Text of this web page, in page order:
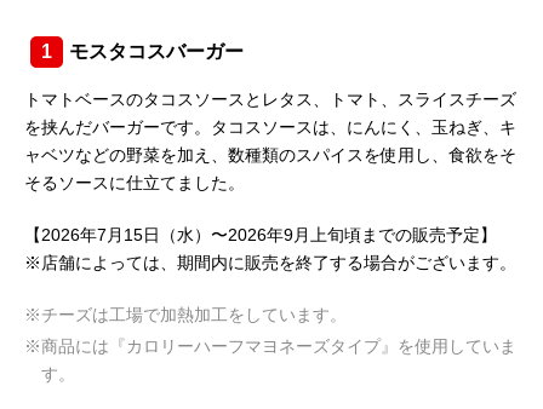
1 モスタコスバーガー
トマトベースのタコスソースとレタス、トマト、スライスチーズ
を挟んだバーガーです。タコスソースは、にんにく、玉ねぎ、キ
ャベツなどの野菜を加え、数種類のスパイスを使用し、食欲をそ
そるソースに仕立てました。
【2026年7月15日（水）〜2026年9月上旬頃までの販売予定】
※店舗によっては、期間内に販売を終了する場合がございます。
※チーズは工場で加熱加工をしています。
※商品には『カロリーハーフマヨネーズタイプ』を使用していま
す。